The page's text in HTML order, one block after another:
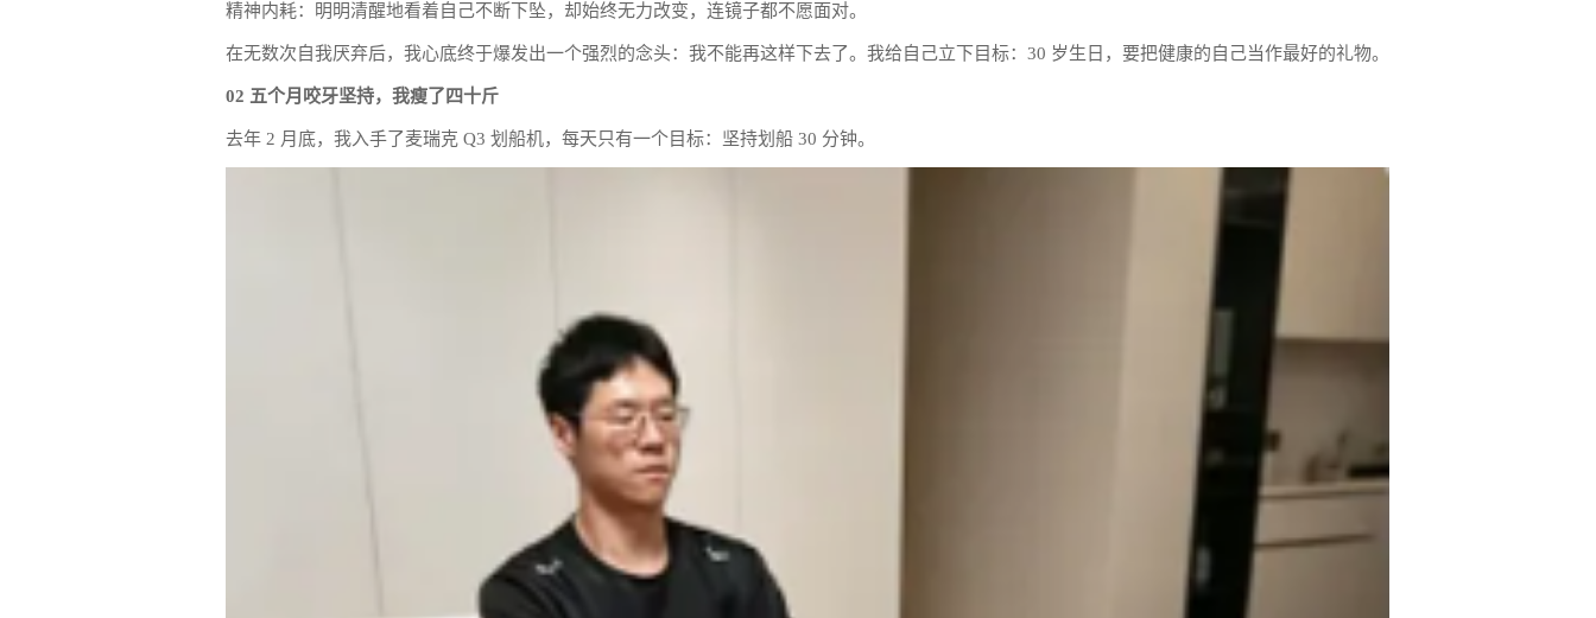
精神内耗：明明清醒地看着自己不断下坠，却始终无力改变，连镜子都不愿面对。
在无数次自我厌弃后，我心底终于爆发出一个强烈的念头：我不能再这样下去了。我给自己立下目标：30 岁生日，要把健康的自己当作最好的礼物。
02 五个月咬牙坚持，我瘦了四十斤
去年 2 月底，我入手了麦瑞克 Q3 划船机，每天只有一个目标：坚持划船 30 分钟。